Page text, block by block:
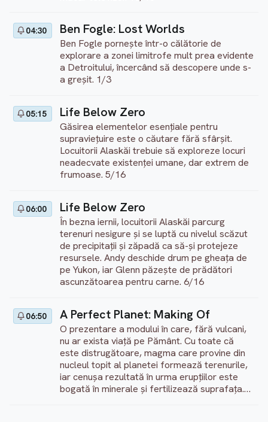
04:30 Ben Fogle: Lost Worlds
Ben Fogle pornește într-o călătorie de
explorare a zonei limitrofe mult prea evidente
a Detroitului, încercând să descopere unde s-
a greșit. 1/3
05:15 Life Below Zero
Găsirea elementelor esențiale pentru
supraviețuire este o căutare fără sfârșit.
Locuitorii Alaskăi trebuie să exploreze locuri
neadecvate existenței umane, dar extrem de
frumoase. 5/16
06:00 Life Below Zero
În bezna iernii, locuitorii Alaskăi parcurg
terenuri nesigure și se luptă cu nivelul scăzut
de precipitații și zăpadă ca să-și protejeze
resursele. Andy deschide drum pe gheața de
pe Yukon, iar Glenn păzește de prădători
ascunzătoarea pentru carne. 6/16
06:50 A Perfect Planet: Making Of
O prezentare a modului în care, fără vulcani,
nu ar exista viață pe Pământ. Cu toate că
este distrugătoare, magma care provine din
nucleul topit al planetei formează terenurile,
iar cenușa rezultată în urma erupțiilor este
bogată în minerale și fertilizează suprafața.